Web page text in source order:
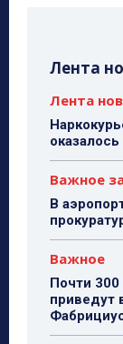
Лента
Лента
Важное
В
Важное
Почти
приведут